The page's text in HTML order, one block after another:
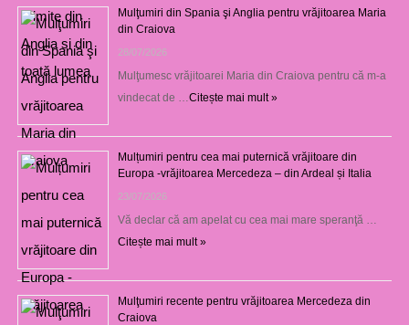
Mulţumiri din Spania şi Anglia pentru vrăjitoarea Maria
din Craiova
28/07/2026
Mulţumesc vrăjitoarei Maria din Craiova pentru că m-a
vindecat de … Citește mai mult »
Mulțumiri pentru cea mai puternică vrăjitoare din
Europa -vrăjitoarea Mercedeza – din Ardeal și Italia
23/07/2026
Vă declar că am apelat cu cea mai mare speranţă …
Citește mai mult »
Mulţumiri recente pentru vrăjitoarea Mercedeza din
Craiova